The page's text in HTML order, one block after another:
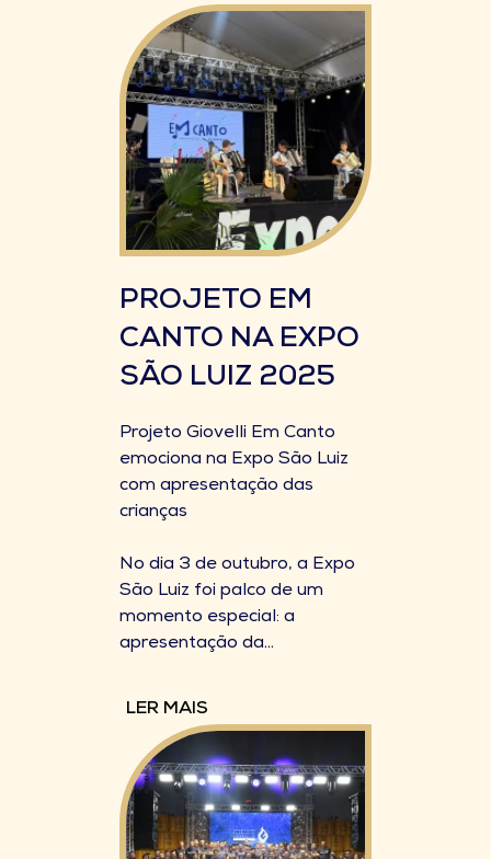
PROJETO EM
CANTO NA EXPO
SÃO LUIZ 2025
Projeto Giovelli Em Canto
emociona na Expo São Luiz
com apresentação das
crianças
No dia 3 de outubro, a Expo
São Luiz foi palco de um
momento especial: a
apresentação da...
LER MAIS